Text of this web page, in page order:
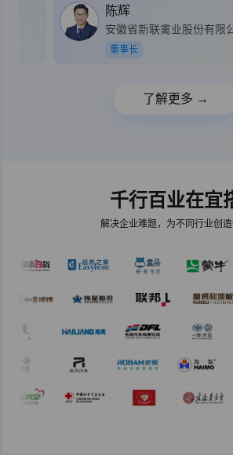
陈辉
安徽省新联禽业股份有限
董事长
了解更多 →
千行百业在宜
解决企业难题，为不同行业创